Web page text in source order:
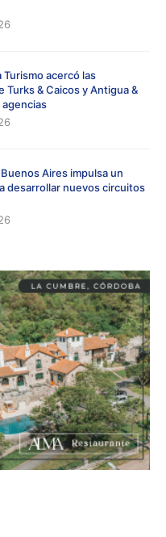
acercó las
Turks & Caicos y Antigua &
agencias
Aires impulsa un
desarrollar nuevos circuitos